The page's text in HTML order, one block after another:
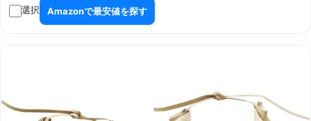
選択 Amazonで最安値を探す